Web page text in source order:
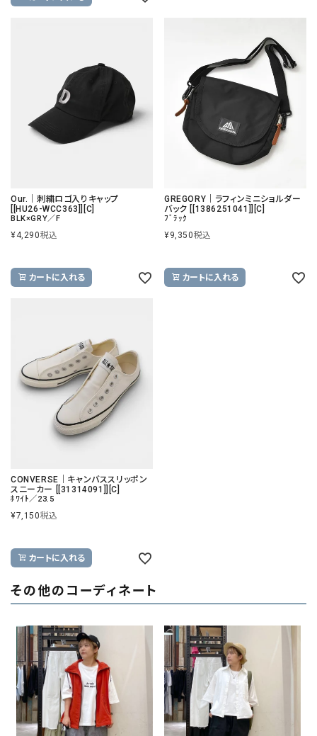
Our.｜刺繍ロゴ入りキャップ
[[HU26-WCC363]][C]
BLK×GRY／F
¥4,290税込
カートに入れる
GREGORY｜ラフィンミニショルダー
バック [[1386251041]][C]
ﾌﾞﾗｯｸ
¥9,350税込
カートに入れる
CONVERSE｜キャンバススリッポン
スニーカー [[31314091]][C]
ﾎﾜｲﾄ／23.5
¥7,150税込
カートに入れる
その他のコーディネート